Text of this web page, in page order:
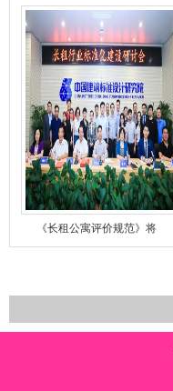
《长租公寓评价规范》将